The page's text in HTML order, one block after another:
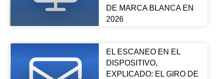
DE MARCA BLANCA EN
2026
EL ESCANEO EN EL
DISPOSITIVO,
EXPLICADO: EL GIRO DE